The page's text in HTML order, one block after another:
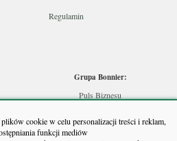
cookie w celu personalizacji treści i reklam,
funkcji mediów
Regulamin
Grupa Bonnier:
Puls Biznesu
Puls Medycyny